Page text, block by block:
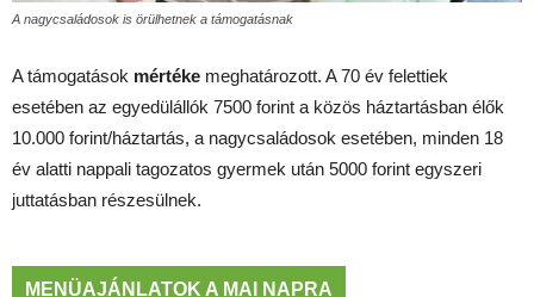
A nagycsaládosok is örülhetnek a támogatásnak
A támogatások mértéke meghatározott. A 70 év felettiek
esetében az egyedülállók 7500 forint a közös háztartásban élők
10.000 forint/háztartás, a nagycsaládosok esetében, minden 18
év alatti nappali tagozatos gyermek után 5000 forint egyszeri
juttatásban részesülnek.
MENÜAJÁNLATOK A MAI NAPRA